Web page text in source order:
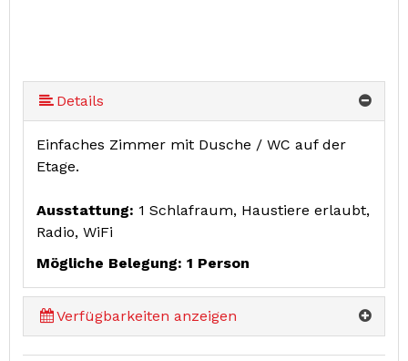
Details
Einfaches Zimmer mit Dusche / WC auf der
Etage.
Ausstattung: 1 Schlafraum, Haustiere erlaubt,
Radio, WiFi
Mögliche Belegung: 1 Person
Verfügbarkeiten anzeigen